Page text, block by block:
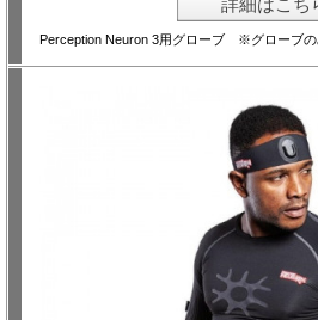
Perception Neuron 3用グローブ ※グローブの